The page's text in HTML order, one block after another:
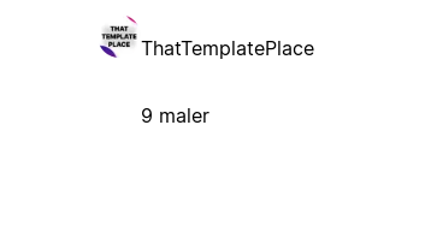
ThatTemplatePlace
9 maler